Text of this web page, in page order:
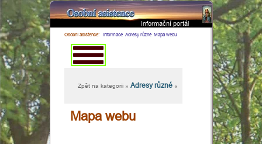
Informační portál
Osobní asistence: Informace Adresy různé Mapa webu
Zpět na kategorii » Adresy různé «
Mapa webu